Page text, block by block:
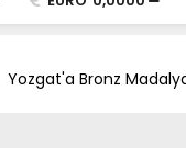
Yozgat'a Bronz